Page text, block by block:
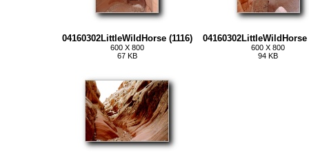
04160302LittleWildHorse (1116)
600 X 800
67 KB
04160302LittleWildHorse
600 X 800
94 KB